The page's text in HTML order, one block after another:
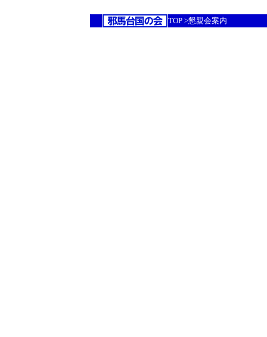
TOP >懇親会案内